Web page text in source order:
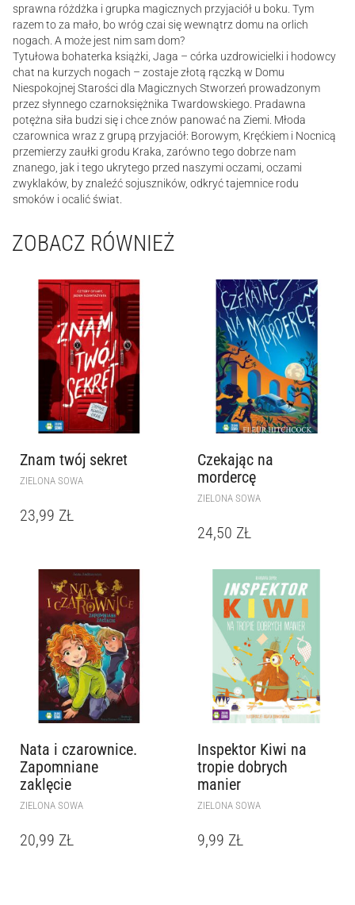
sprawna różdżka i grupka magicznych przyjaciół u boku. Tym
razem to za mało, bo wróg czai się wewnątrz domu na orlich
nogach. A może jest nim sam dom?
Tytułowa bohaterka książki, Jaga – córka uzdrowicielki i hodowcy
chat na kurzych nogach – zostaje złotą rączką w Domu
Niespokojnej Starości dla Magicznych Stworzeń prowadzonym
przez słynnego czarnoksiężnika Twardowskiego. Pradawna
potężna siła budzi się i chce znów panować na Ziemi. Młoda
czarownica wraz z grupą przyjaciół: Borowym, Kręćkiem i Nocnicą
przemierzy zaułki grodu Kraka, zarówno tego dobrze nam
znanego, jak i tego ukrytego przed naszymi oczami, oczami
zwyklaków, by znaleźć sojuszników, odkryć tajemnice rodu
smoków i ocalić świat.
ZOBACZ RÓWNIEŻ
Znam twój sekret
ZIELONA SOWA
23,99 ZŁ
Czekając na
mordercę
ZIELONA SOWA
24,50 ZŁ
Nata i czarownice.
Zapomniane
zaklęcie
ZIELONA SOWA
20,99 ZŁ
Inspektor Kiwi na
tropie dobrych
manier
ZIELONA SOWA
9,99 ZŁ